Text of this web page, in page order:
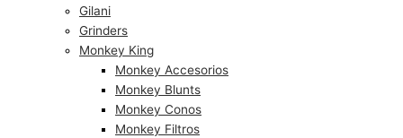
Gilani
Grinders
Monkey King
Monkey Accesorios
Monkey Blunts
Monkey Conos
Monkey Filtros